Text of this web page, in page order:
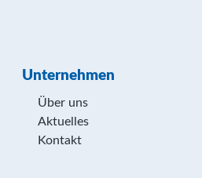
Unternehmen
Über uns
Aktuelles
Kontakt